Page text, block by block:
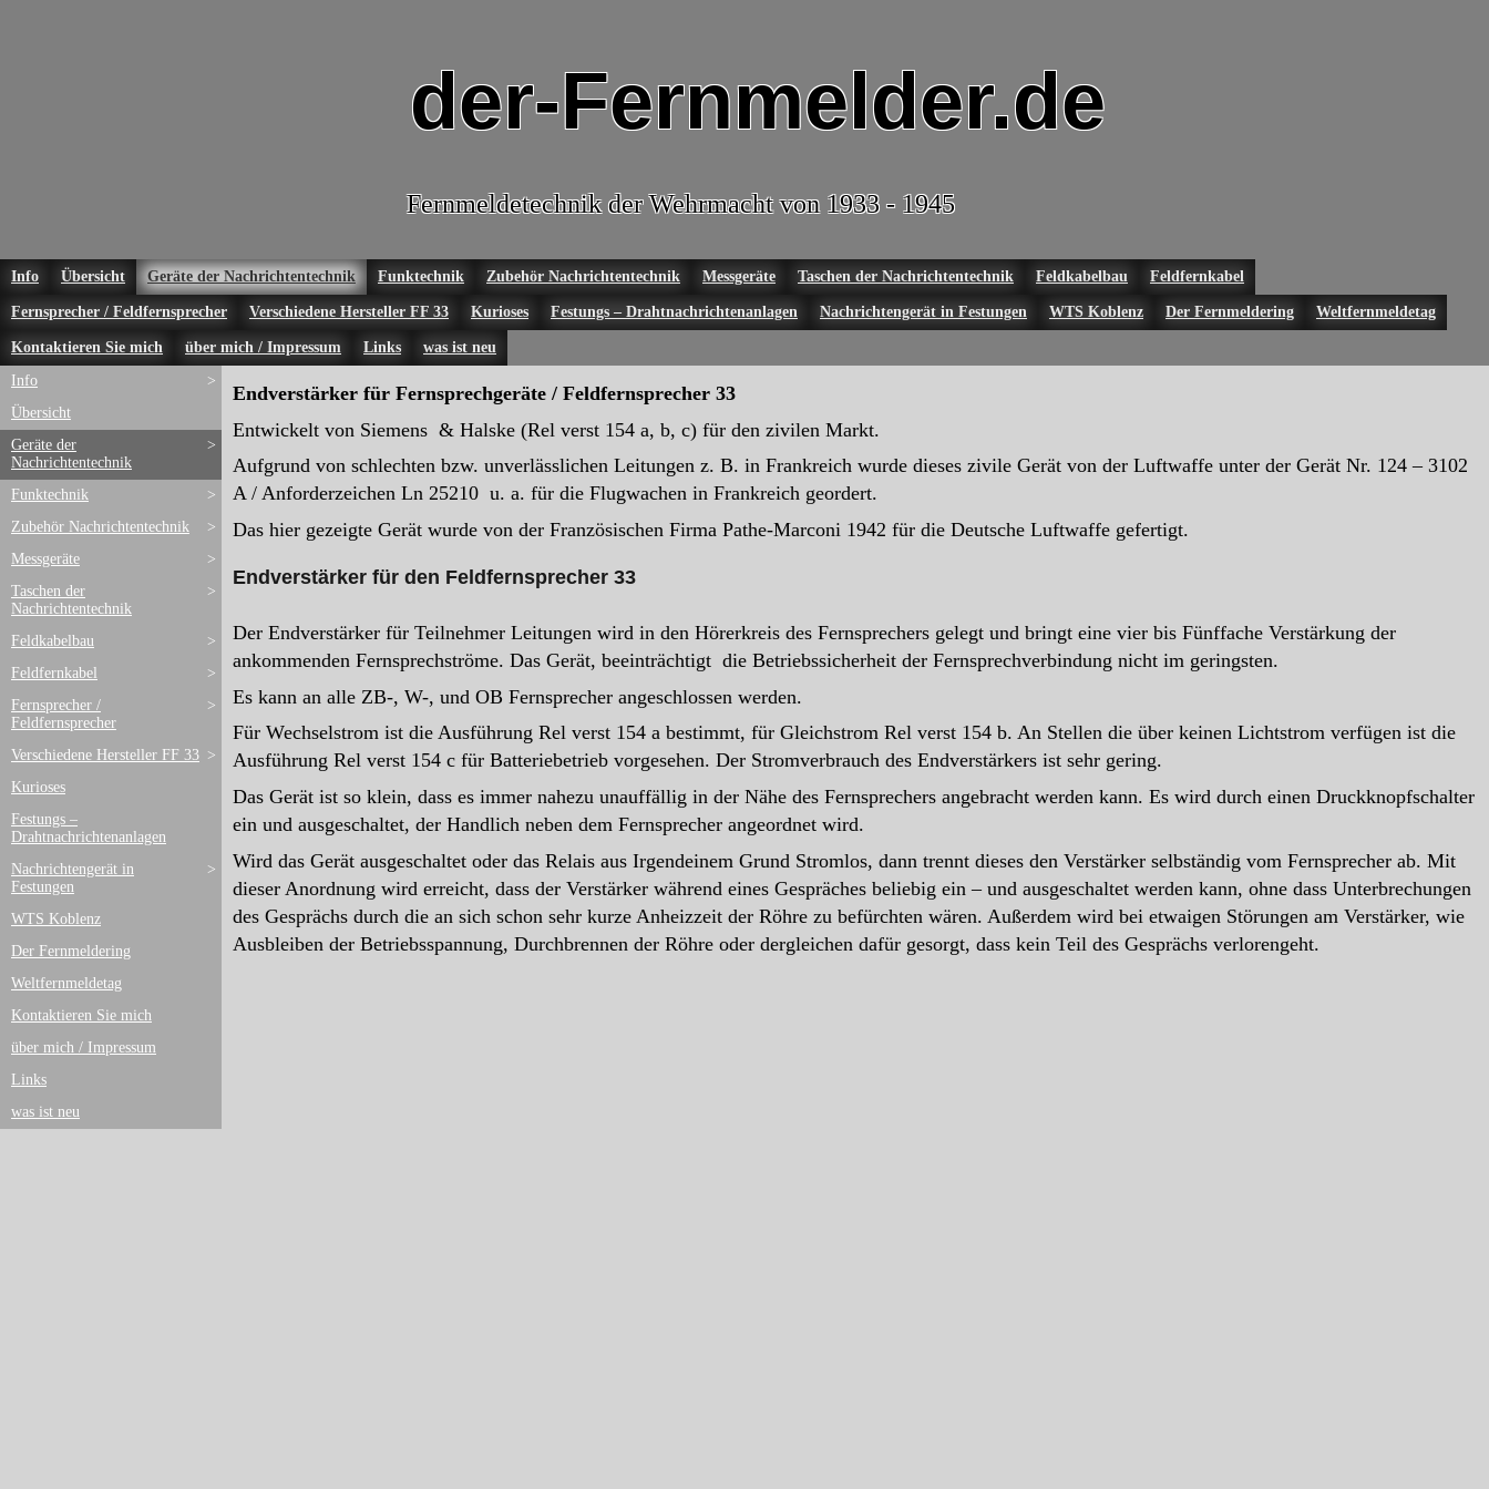
der-Fernmelder.de
Fernmeldetechnik der Wehrmacht von 1933 - 1945
Info Übersicht Geräte der Nachrichtentechnik Funktechnik Zubehör Nachrichtentechnik Messgeräte Taschen der Nachrichtentechnik Feldkabelbau Feldfernkabel
Fernsprecher / Feldfernsprecher Verschiedene Hersteller FF 33 Kurioses Festungs – Drahtnachrichtenanlagen Nachrichtengerät in Festungen WTS Koblenz Der Fernmeldering Weltfernmeldetag
Kontaktieren Sie mich über mich / Impressum Links
was ist neu
>
Info
Übersicht
>
Geräte der
Nachrichtentechnik
>
Funktechnik
>
Zubehör Nachrichtentechnik
>
Messgeräte
>
Taschen der
Nachrichtentechnik
>
Feldkabelbau
>
Feldfernkabel
>
Fernsprecher /
Feldfernsprecher
>
Verschiedene Hersteller FF 33
Kurioses
Festungs –
Drahtnachrichtenanlagen
>
Nachrichtengerät in
Festungen
WTS Koblenz
Der Fernmeldering
Weltfernmeldetag
Kontaktieren Sie mich
über mich / Impressum
Links
was ist neu
Endverstärker für Fernsprechgeräte / Feldfernsprecher 33
Entwickelt von Siemens & Halske (Rel verst 154 a, b, c) für den zivilen Markt.
Aufgrund von schlechten bzw. unverlässlichen Leitungen z. B. in Frankreich wurde dieses zivile Gerät von der Luftwaffe unter der Gerät Nr. 124 – 3102
A / Anforderzeichen Ln 25210 u. a. für die Flugwachen in Frankreich geordert.
Das hier gezeigte Gerät wurde von der Französischen Firma Pathe-Marconi 1942 für die Deutsche Luftwaffe gefertigt.
Endverstärker für den Feldfernsprecher 33
Der Endverstärker für Teilnehmer Leitungen wird in den Hörerkreis des Fernsprechers gelegt und bringt eine vier bis Fünffache Verstärkung der
ankommenden Fernsprechströme. Das Gerät, beeinträchtigt die Betriebssicherheit der Fernsprechverbindung nicht im geringsten.
Es kann an alle ZB-, W-, und OB Fernsprecher angeschlossen werden.
Für Wechselstrom ist die Ausführung Rel verst 154 a bestimmt, für Gleichstrom Rel verst 154 b. An Stellen die über keinen Lichtstrom verfügen ist die
Ausführung Rel verst 154 c für Batteriebetrieb vorgesehen. Der Stromverbrauch des Endverstärkers ist sehr gering.
Das Gerät ist so klein, dass es immer nahezu unauffällig in der Nähe des Fernsprechers angebracht werden kann. Es wird durch einen Druckknopfschalter
ein und ausgeschaltet, der Handlich neben dem Fernsprecher angeordnet wird.
Wird das Gerät ausgeschaltet oder das Relais aus Irgendeinem Grund Stromlos, dann trennt dieses den Verstärker selbständig vom Fernsprecher ab. Mit
dieser Anordnung wird erreicht, dass der Verstärker während eines Gespräches beliebig ein – und ausgeschaltet werden kann, ohne dass Unterbrechungen
des Gesprächs durch die an sich schon sehr kurze Anheizzeit der Röhre zu befürchten wären. Außerdem wird bei etwaigen Störungen am Verstärker, wie
Ausbleiben der Betriebsspannung, Durchbrennen der Röhre oder dergleichen dafür gesorgt, dass kein Teil des Gesprächs verlorengeht.